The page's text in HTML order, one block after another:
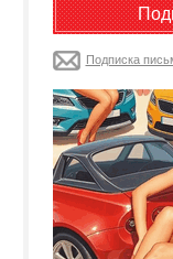
Подписка